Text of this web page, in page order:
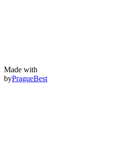
Made with
byPragueBest